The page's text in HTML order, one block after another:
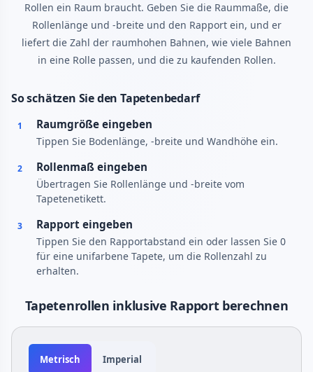
Rollen ein Raum braucht. Geben Sie die Raummaße, die
Rollenlänge und -breite und den Rapport ein, und er
liefert die Zahl der raumhohen Bahnen, wie viele Bahnen
in eine Rolle passen, und die zu kaufenden Rollen.
So schätzen Sie den Tapetenbedarf
1 Raumgröße eingeben
Tippen Sie Bodenlänge, -breite und Wandhöhe ein.
2 Rollenmaß eingeben
Übertragen Sie Rollenlänge und -breite vom
Tapetenetikett.
3 Rapport eingeben
Tippen Sie den Rapportabstand ein oder lassen Sie 0
für eine unifarbene Tapete, um die Rollenzahl zu
erhalten.
Tapetenrollen inklusive Rapport berechnen
Metrisch Imperial